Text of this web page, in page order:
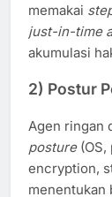
memakai
just-in-time
akumulasi
2) Postur
Agen ringan
posture(OS,
encryption,
menentukan